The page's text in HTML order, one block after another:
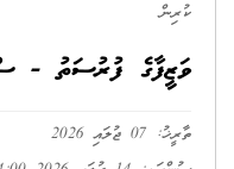
ކުރިން
ވަޒީފާގެ ފުރުސަތު -
ތާރީޚު: 07 ޖުލައި 2026